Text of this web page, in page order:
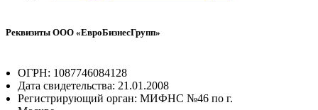
Реквизиты ООО «ЕвроБизнесГрупп»
ОГРН: 1087746084128
Дата свидетельства: 21.01.2008
Регистрирующий орган: МИФНС №46 по г.